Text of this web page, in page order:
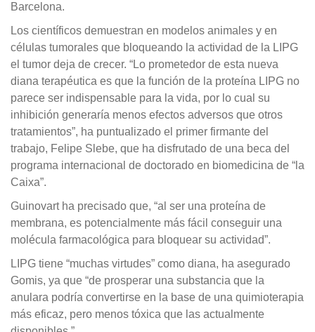
Barcelona.
Los científicos demuestran en modelos animales y en
células tumorales que bloqueando la actividad de la LIPG
el tumor deja de crecer. “Lo prometedor de esta nueva
diana terapéutica es que la función de la proteína LIPG no
parece ser indispensable para la vida, por lo cual su
inhibición generaría menos efectos adversos que otros
tratamientos”, ha puntualizado el primer firmante del
trabajo, Felipe Slebe, que ha disfrutado de una beca del
programa internacional de doctorado en biomedicina de “la
Caixa”.
Guinovart ha precisado que, “al ser una proteína de
membrana, es potencialmente más fácil conseguir una
molécula farmacológica para bloquear su actividad”.
LIPG tiene “muchas virtudes” como diana, ha asegurado
Gomis, ya que “de prosperar una substancia que la
anulara podría convertirse en la base de una quimioterapia
más eficaz, pero menos tóxica que las actualmente